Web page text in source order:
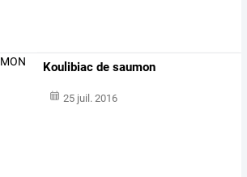
Koulibiac de saumon
25 juil. 2016